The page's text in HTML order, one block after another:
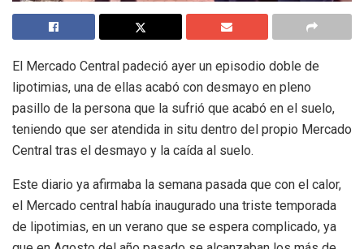
El Mercado Central padeció ayer un episodio doble de
lipotimias, una de ellas acabó con desmayo en pleno
pasillo de la persona que la sufrió que acabó en el suelo,
teniendo que ser atendida in situ dentro del propio Mercado
Central tras el desmayo y la caída al suelo.
Este diario ya afirmaba la semana pasada que con el calor,
el Mercado central había inaugurado una triste temporada
de lipotimias, en un verano que se espera complicado, ya